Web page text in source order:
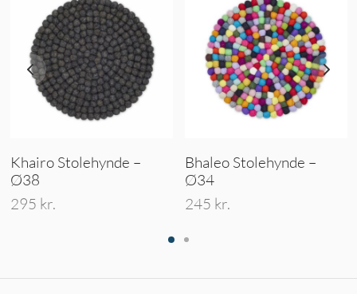
Khairo Stolehynde –
Ø38
295 kr.
Bhaleo Stolehynde –
Ø34
245 kr.